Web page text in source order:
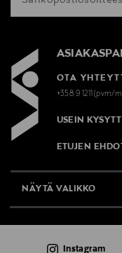
OTA
+358 9 1211(pvm/
USEIN
ETUJEN
NÄYTÄ VALIKKO
Instagram